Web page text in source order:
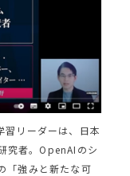
習リーダーは、日本
究者。OpenAIのシ
「強みと新たな可